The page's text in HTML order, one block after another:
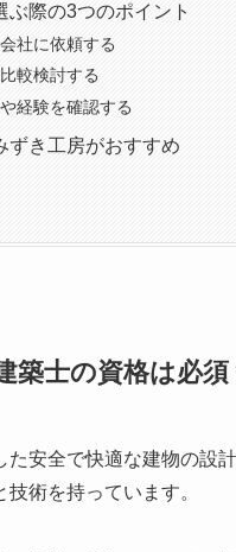
ぶ際の3つのポイント
社に依頼する
較検討する
経験を確認する
ずき工房がおすすめ
築士の資格は必須
安全で快適な建物の設
術を持っています。